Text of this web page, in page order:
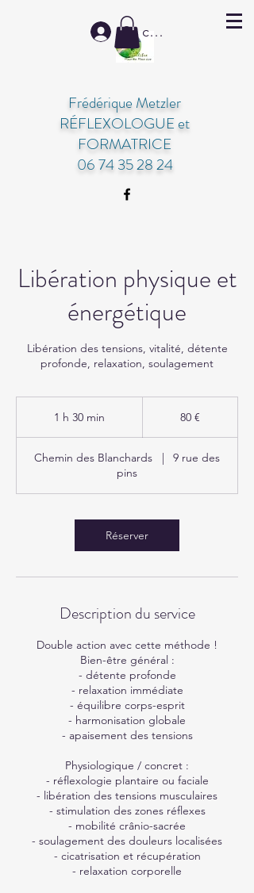
Frédérique Metzler
RÉFLEXOLOGUE et
FORMATRICE
06 74 35 28 24
Se connecter
Libération physique et
énergétique
Libération des tensions, vitalité, détente
profonde, relaxation, soulagement
1 h 30 min
m
n
80 €
Chemin des Blanchards |
9 rue des
pins
Réserver
Description du service
Double action avec cette méthode !
Bien-être général :
- détente profonde
- relaxation immédiate
- équilibre corps-esprit
- harmonisation globale
- apaisement des tensions
Physiologique / concret :
- réflexologie plantaire ou faciale
- libération des tensions musculaires
- stimulation des zones réflexes
- mobilité crânio-sacrée
- soulagement des douleurs localisées
- cicatrisation et récupération
- relaxation corporelle